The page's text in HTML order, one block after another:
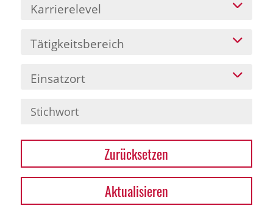
Karrierelevel
Tätigkeitsbereich
Einsatzort
Zurücksetzen
Aktualisieren